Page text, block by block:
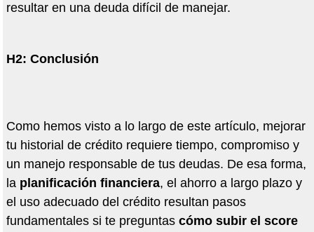
resultar en una deuda difícil de manejar.
H2: Conclusión
Como hemos visto a lo largo de este artículo, mejorar
tu historial de crédito requiere tiempo, compromiso y
un manejo responsable de tus deudas. De esa forma,
la planificación financiera, el ahorro a largo plazo y
el uso adecuado del crédito resultan pasos
fundamentales si te preguntas cómo subir el score